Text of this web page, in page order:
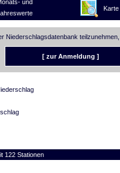
und
Karte
Niederschlagsdatenbank
[ zur Anmeldung ]
Stationen